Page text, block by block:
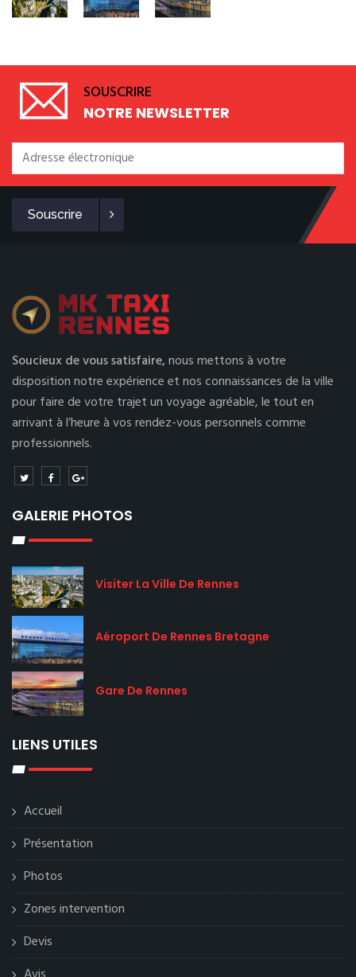
SOUSCRIRE
NOTRE NEWSLETTER
Souscrire
Soucieux de vous satisfaire,nous mettons à votre
disposition notre expérience et nos connaissances de la ville
pour faire de votre trajet un voyage agréable, le tout en
arrivant à l’heure à vos rendez-vous personnels comme
professionnels.
GALERIE PHOTOS
Visiter La Ville De Rennes
Aéroport De Rennes Bretagne
Gare De Rennes
LIENS UTILES
Accueil
Présentation
Photos
Zones intervention
Devis